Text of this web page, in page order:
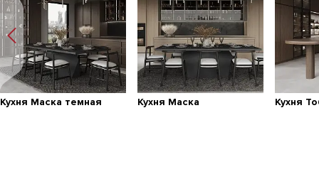
Кухня Маска темная Кухня Маска Кухня